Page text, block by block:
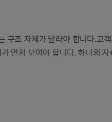
구조 자체가 달라야 합니다.고
먼저 보여야 합니다. 하나의